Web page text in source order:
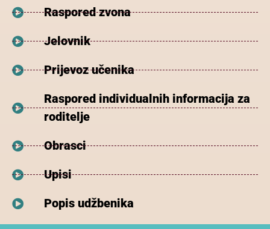
Raspored zvona
Jelovnik
Prijevoz učenika
Raspored individualnih informacija za
roditelje
Obrasci
Upisi
Popis udžbenika